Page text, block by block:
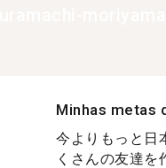
Minhas metas
今よりもっと日
くさんの友達を